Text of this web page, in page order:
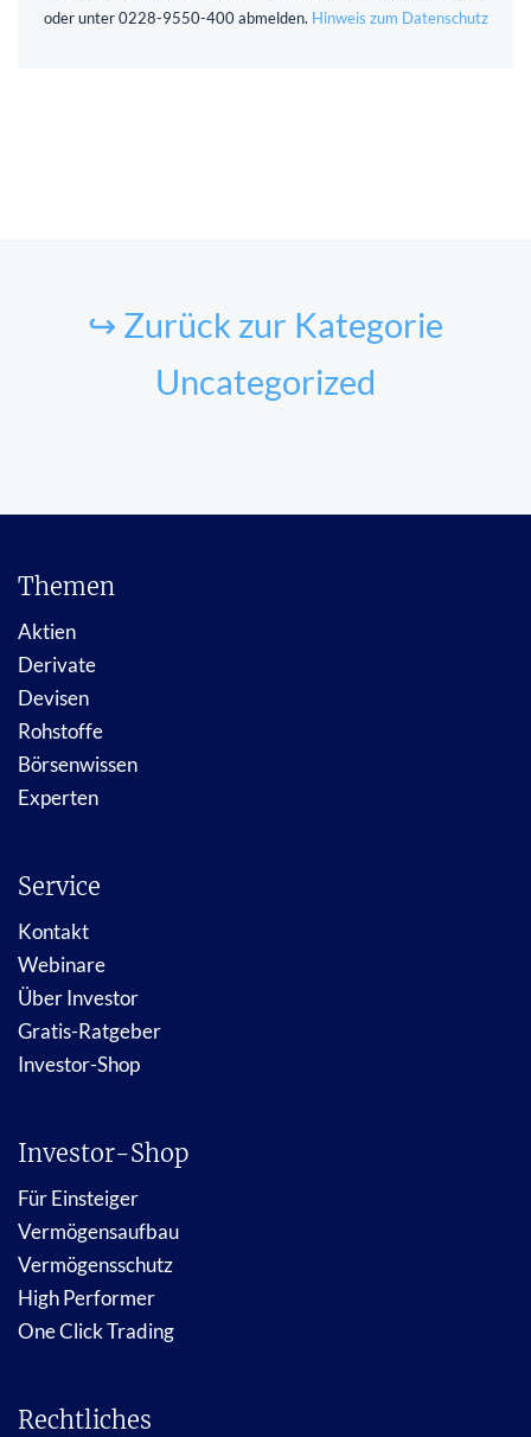
oder unter 0228-9550-400 abmelden. Hinweis zum Datenschutz
↪ Zurück zur Kategorie
Uncategorized
Themen
Aktien
Derivate
Devisen
Rohstoffe
Börsenwissen
Experten
Service
Kontakt
Webinare
Über Investor
Gratis-Ratgeber
Investor-Shop
Investor-Shop
Für Einsteiger
Vermögensaufbau
Vermögensschutz
High Performer
One Click Trading
Rechtliches